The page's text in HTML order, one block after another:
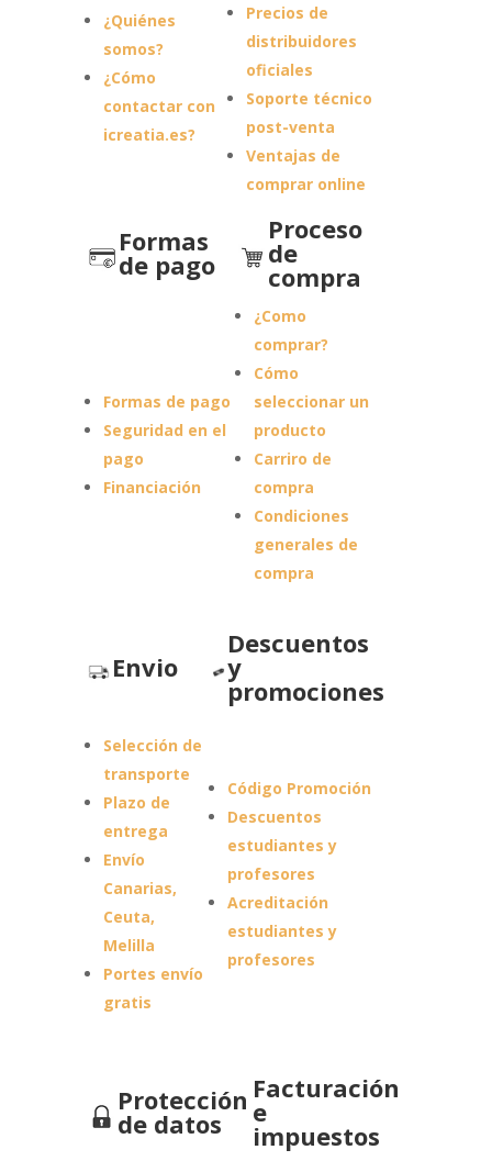
¿Quiénes
somos?
¿Cómo
contactar con
icreatia.es?
Precios de
distribuidores
oficiales
Soporte técnico
post-venta
Ventajas de
comprar online
Formas
de pago
Proceso
de
compra
Formas de pago
Seguridad en el
pago
Financiación
¿Como
comprar?
Cómo
seleccionar un
producto
Carriro de
compra
Condiciones
generales de
compra
Envio
Descuentos
y
promociones
Selección de
transporte
Plazo de
entrega
Envío
Canarias,
Ceuta,
Melilla
Portes envío
gratis
Código Promoción
Descuentos
estudiantes y
profesores
Acreditación
estudiantes y
profesores
Protección
de datos
Facturación
e
impuestos